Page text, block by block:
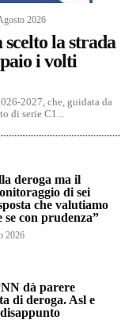
2026
scelto la strada
i volti
2027, che, guidata da
di serie C1...
deroga ma il
di sei
che valutiamo
se con prudenza”
2026
dà parere
di deroga. Asl e